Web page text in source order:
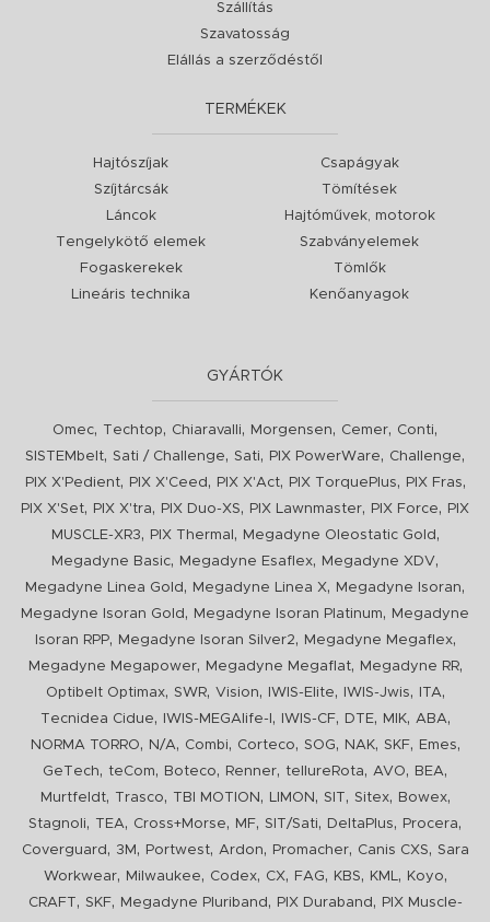
Szállítás
Szavatosság
Elállás a szerződéstől
TERMÉKEK
Hajtószíjak
Szíjtárcsák
Láncok
Tengelykötő elemek
Fogaskerekek
Lineáris technika
Csapágyak
Tömítések
Hajtóművek, motorok
Szabványelemek
Tömlők
Kenőanyagok
GYÁRTÓK
Omec, Techtop, Chiaravalli, Morgensen, Cemer, Conti,
SISTEMbelt, Sati / Challenge, Sati, PIX PowerWare, Challenge,
PIX X'Pedient, PIX X'Ceed , PIX X'Act, PIX TorquePlus, PIX Fras,
PIX X'Set, PIX X'tra, PIX Duo-XS, PIX Lawnmaster, PIX Force,
PIX
MUSCLE-XR3, PIX Thermal , Megadyne Oleostatic Gold ,
Megadyne Basic, Megadyne Esaflex, Megadyne XDV,
Megadyne Linea Gold , Megadyne Linea X, Megadyne Isoran,
Megadyne Isoran Gold , Megadyne Isoran Platinum,
Megadyne
Isoran RPP, Megadyne Isoran Silver2, Megadyne Megaflex,
Megadyne Megapower, Megadyne Megaflat, Megadyne RR,
Optibelt Optimax, SWR, Vision, IWIS-Elite, IWIS-Jwis, ITA,
Tecnidea Cidue, IWIS-MEGAlife-I , IWIS-CF, DTE, MIK, ABA,
NORMA TORRO, N/A, Combi, Corteco, SOG, NAK, SKF, Emes,
GeTech, teCom, Boteco, Renner, tellureRota, AVO, BEA,
Murtfeldt, Trasco, TBI MOTION , LIMON , SIT, Sitex, Bowex,
Stagnoli, TEA, Cross+Morse, MF, SIT/Sati, DeltaPlus, Procera,
Coverguard , 3M , Portwest, Ardon, Promacher, Canis CXS, Sara
Workwear, Milwaukee, Codex, CX, FAG, KBS, KML, Koyo,
CRAFT, SKF, Megadyne Pluriband , PIX Duraband , PIX Muscle-